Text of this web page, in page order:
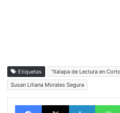
Etiquetas "Xalapa de Lectura en
Susan Liliana Morales Segura
FacebookX LinkedIn